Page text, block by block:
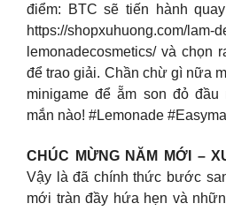
điểm: BTC sẽ tiến hành
https://shopxuhuong.com/lam-
lemonadecosmetics/ và chọn
để trao giải. Chần chừ gì nữa
minigame để ẵm son đỏ
mắn nào! #Lemonade
CHÚC MỪNG NĂM MỚI –
Vậy là đã chính thức bước
mới tràn đầy hứa hẹn và